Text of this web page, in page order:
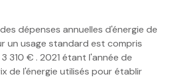
dépenses annuelles d'énergie de
un usage standard est compris
310 € . 2021 étant l'année de
de l'énergie utilisés pour établir